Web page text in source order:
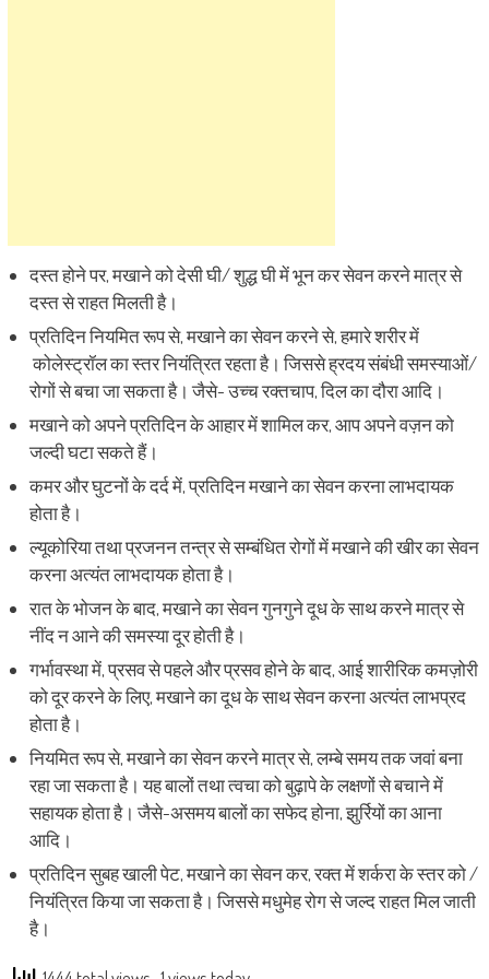
दस्त होने पर, मखाने को देसी घी/ शुद्ध घी में भून कर सेवन करने मात्र से
दस्त से राहत मिलती है।
प्रतिदिन नियमित रूप से, मखाने का सेवन करने से, हमारे शरीर में
कोलेस्ट्रॉल का स्तर नियंत्रित रहता है। जिससे ह्रदय संबंधी समस्याओं/
रोगों से बचा जा सकता है। जैसे- उच्च रक्तचाप, दिल का दौरा आदि।
मखाने को अपने प्रतिदिन के आहार में शामिल कर, आप अपने वज़न को
जल्दी घटा सकते हैं।
कमर और घुटनों के दर्द में, प्रतिदिन मखाने का सेवन करना लाभदायक
होता है।
ल्यूकोरिया तथा प्रजनन तन्त्र से सम्बंधित रोगों में मखाने की खीर का सेवन
करना अत्यंत लाभदायक होता है।
रात के भोजन के बाद, मखाने का सेवन गुनगुने दूध के साथ करने मात्र से
नींद न आने की समस्या दूर होती है।
गर्भावस्था में, प्रसव से पहले और प्रसव होने के बाद, आई शारीरिक कमज़ोरी
को दूर करने के लिए, मखाने का दूध के साथ सेवन करना अत्यंत लाभप्रद
होता है।
नियमित रूप से, मखाने का सेवन करने मात्र से, लम्बे समय तक जवां बना
रहा जा सकता है। यह बालों तथा त्वचा को बुढ़ापे के लक्षणों से बचाने में
सहायक होता है। जैसे-असमय बालों का सफेद होना, झुर्रियों का आना
आदि।
प्रतिदिन सुबह खाली पेट, मखाने का सेवन कर, रक्त में शर्करा के स्तर को /
नियंत्रित किया जा सकता है। जिससे मधुमेह रोग से जल्द राहत मिल जाती
है।